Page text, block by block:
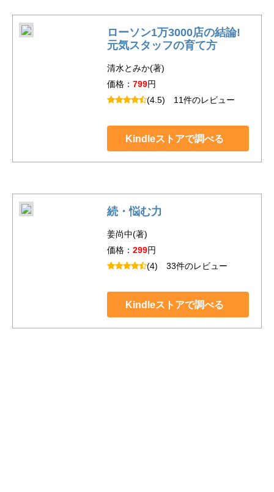
ローソン1万3000店の結論!
元気スタッフの育て方
清水とみか(著)
価格： 799円
(4.5) 11件のレビュー
Kindleストアで調べる
続・悩む力
姜尚中(著)
価格： 299円
(4) 33件のレビュー
Kindleストアで調べる